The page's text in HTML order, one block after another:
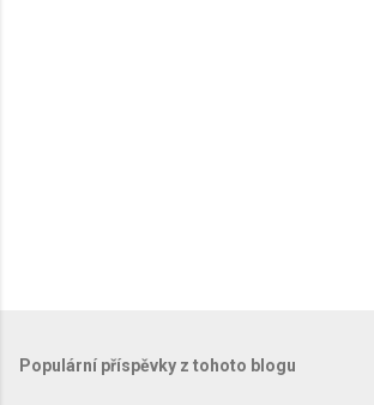
Populární příspěvky z tohoto blogu